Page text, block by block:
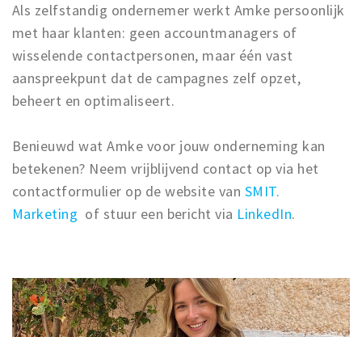
Als zelfstandig ondernemer werkt Amke persoonlijk
met haar klanten: geen accountmanagers of
wisselende contactpersonen, maar één vast
aanspreekpunt dat de campagnes zelf opzet,
beheert en optimaliseert.
Benieuwd wat Amke voor jouw onderneming kan
betekenen? Neem vrijblijvend contact op via het
contactformulier op de website van SMIT.
Marketing of stuur een bericht via LinkedIn.